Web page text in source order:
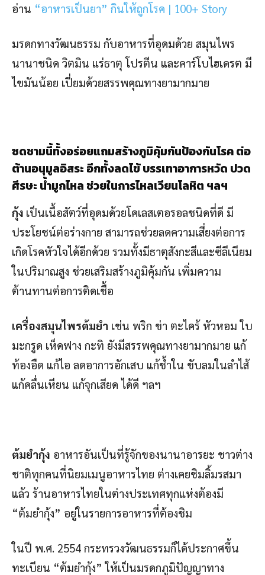
อ่าน “อาหารเป็นยา” กินให้ถูกโรค | 100+ Story
มรดกทางวัฒนธรรม กับอาหารที่อุดมด้วย สมุนไพร
นานาชนิด วิตมิน แร่ธาตุ โปรตีน และคาร์โบไฮเดรต มี
ไขมันน้อย เปี่ยมด้วยสรรพคุณทางยามากมาย
ซดชามนี้ทั้งอร่อยแถมสร้างภูมิคุ้มกันป้องกันโรค ต่อ
ต้านอนุมูลอิสระ อีกทั้งลดไข้ บรรเทาอาการหวัด ปวด
ศีรษะ น้ำมูกไหล ช่วยในการไหลเวียนโลหิต ฯลฯ
กุ้ง เป็นเนื้อสัตว์ที่อุดมด้วยโคเลสเตอรอลชนิดที่ดี มี
ประโยชน์ต่อร่างกาย สามารถช่วยลดความเสี่ยงต่อการ
เกิดโรคหัวใจได้อีกด้วย รวมทั้งมีธาตุสังกะสีและซีลีเนียม
ในปริมาณสูง ช่วยเสริมสร้างภูมิคุ้มกัน เพิ่มความ
ต้านทานต่อการติดเชื้อ
เครื่องสมุนไพรต้มยำ เช่น พริก ข่า ตะไคร้ หัวหอม ใบ
มะกรูด เห็ดฟาง กะทิ ยังมีสรรพคุณทางยามากมาย แก้
ท้องอืด แก้ไอ ลดอาการอักเสบ แก้ช้ำใน ขับลมในลำไส้
แก้คลื่นเหียน แก้จุกเสียด ได้ดี ฯลฯ
ต้มยำกุ้ง อาหารอันเป็นที่รู้จักของนานาอารยะ ชาวต่าง
ชาติทุกคนที่นิยมเมนูอาหารไทย ต่างเคยชิมลิ้มรสมา
แล้ว ร้านอาหารไทยในต่างประเทศทุกแห่งต้องมี
“ต้มยำกุ้ง” อยู่ในรายการอาหารที่ต้องชิม
ในปี พ.ศ. 2554 กระทรวงวัฒนธรรมก็ได้ประกาศขึ้น
ทะเบียน “ต้มยำกุ้ง” ให้เป็นมรดกภูมิปัญญาทาง